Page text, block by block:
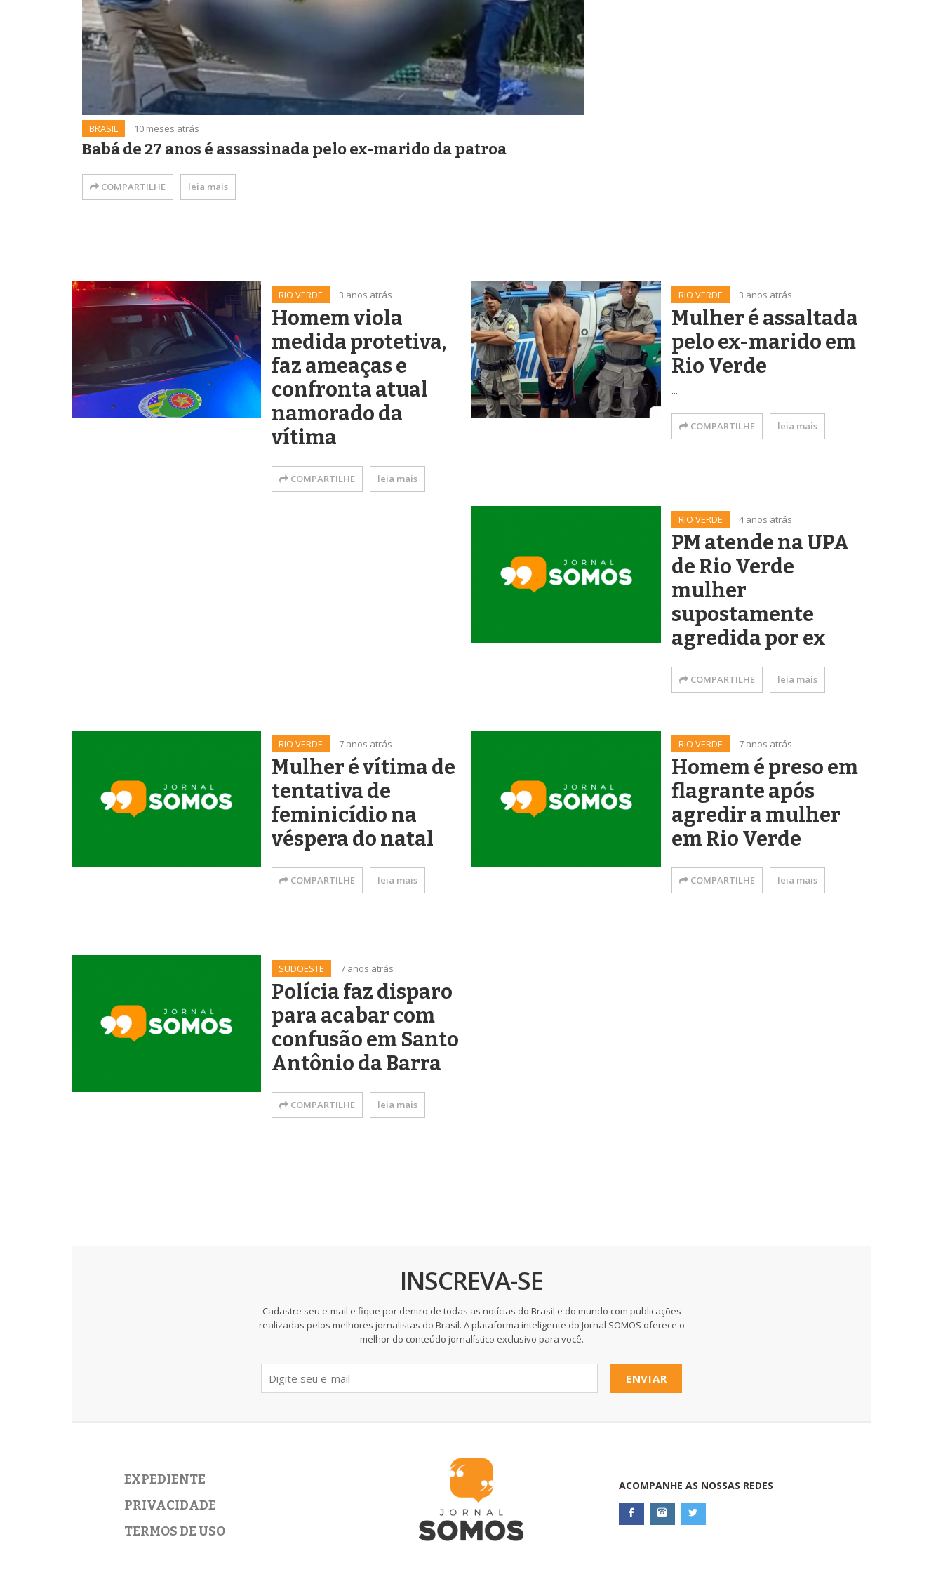
BRASIL 10 meses atrás
Babá de 27 anos é assassinada pelo ex-marido da patroa
COMPARTILHE leia mais
RIO VERDE 3 anos atrás
Homem viola
medida protetiva,
faz ameaças e
confronta atual
namorado da
vítima
COMPARTILHE leia mais
RIO VERDE 3 anos atrás
Mulher é assaltada
pelo ex-marido em
Rio Verde
...
COMPARTILHE leia mais
RIO VERDE 4 anos atrás
PM atende na UPA
de Rio Verde
mulher
supostamente
agredida por ex
COMPARTILHE leia mais
RIO VERDE 7 anos atrás
Mulher é vítima de
tentativa de
feminicídio na
véspera do natal
COMPARTILHE leia mais
RIO VERDE 7 anos atrás
Homem é preso em
flagrante após
agredir a mulher
em Rio Verde
COMPARTILHE leia mais
SUDOESTE 7 anos atrás
Polícia faz disparo
para acabar com
confusão em Santo
Antônio da Barra
COMPARTILHE leia mais
INSCREVA-SE
Cadastre seu e-mail e fique por dentro de todas as notícias do Brasil e do mundo com publicações
realizadas pelos melhores jornalistas do Brasil. A plataforma inteligente do Jornal SOMOS oferece o
melhor do conteúdo jornalístico exclusivo para você.
ENVIAR
EXPEDIENTE
PRIVACIDADE
TERMOS DE USO
ACOMPANHE AS NOSSAS REDES